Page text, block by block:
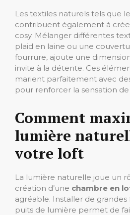
Les textiles naturels tels que
contribuent également à
cosy. Mélanger différentes
plaid en laine ou une
fourrure, ajoute une
invite à la détente. Ces
marient parfaitement avec
pour renforcer la sensation
Comment
lumière
votre loft
La lumière naturelle joue un
création d’une chambre en
agréable. Installer de
puits de lumière permet de